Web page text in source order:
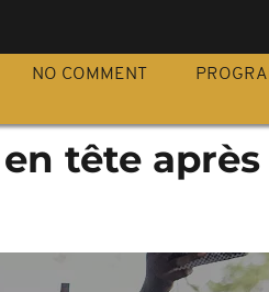
NO COMMENT
tête après